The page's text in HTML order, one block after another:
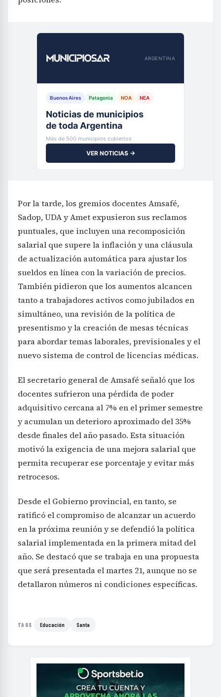
ARGENTINA
Buenos Aires Patagonia NOA NEA
Noticias de municipios
de toda Argentina
Más de 500 municipios cubiertos
VER NOTICIAS →
Por la tarde, los gremios docentes Amsafé,
Sadop, UDA y Amet expusieron sus reclamos
puntuales, que incluyen una recomposición
salarial que supere la inflación y una cláusula
de actualización automática para ajustar los
sueldos en línea con la variación de precios.
También pidieron que los aumentos alcancen
tanto a trabajadores activos como jubilados en
simultáneo, una revisión de la política de
presentismo y la creación de mesas técnicas
para abordar temas laborales, previsionales y el
nuevo sistema de control de licencias médicas.
El secretario general de Amsafé señaló que los
docentes sufrieron una pérdida de poder
adquisitivo cercana al 7% en el primer semestre
y acumulan un deterioro aproximado del 35%
desde finales del año pasado. Esta situación
motivó la exigencia de una mejora salarial que
permita recuperar ese porcentaje y evitar más
retrocesos.
Desde el Gobierno provincial, en tanto, se
ratificó el compromiso de alcanzar un acuerdo
en la próxima reunión y se defendió la política
salarial implementada en la primera mitad del
año. Se destacó que se trabaja en una propuesta
que será presentada el martes 21, aunque no se
detallaron números ni condiciones específicas.
TAGS Educación Santa